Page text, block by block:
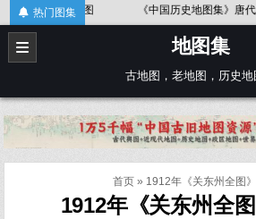
Skip
to
content
热门图集《中国历史地图集》唐代 《中
地图集
古地图，老地图，历史地
首页» 1912年《关东州全图
1912年《关东州全